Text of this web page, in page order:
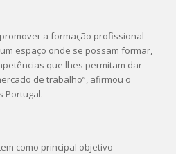
a formação profissional
espaço onde se possam formar,
que lhes permitam dar
de trabalho”, afirmou o
Portugal.
como principal objetivo